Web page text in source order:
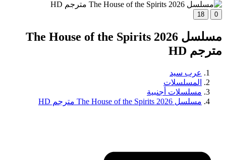
0
18
مسلسل The House of the Spirits 2026
مترجم HD
عرب سيد
المسلسلات
مسلسلات أجنبية
مسلسل The House of the Spirits 2026 مترجم HD